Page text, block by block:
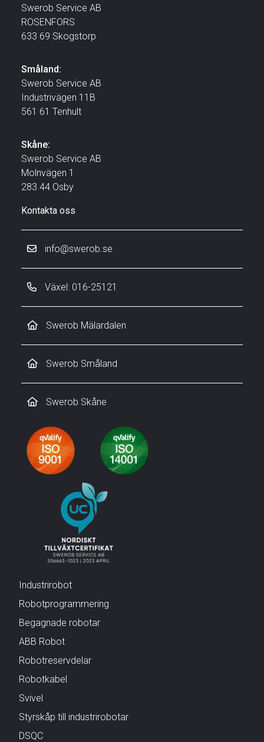
Swerob Service AB
ROSENFORS
633 69 Skogstorp
Småland:
Swerob Service AB
Industrivägen 11B
561 61 Tenhult
Skåne:
Swerob Service AB
Molnvägen 1
283 44 Osby
Kontakta oss
info@swerob.se
Växel: 016-25121
Swerob Mälardalen
Swerob Småland
Swerob Skåne
Industrirobot
Robotprogrammering
Begagnade robotar
ABB Robot
Robotreservdelar
Robotkabel
Svivel
Styrskåp till industrirobotar
DSQC